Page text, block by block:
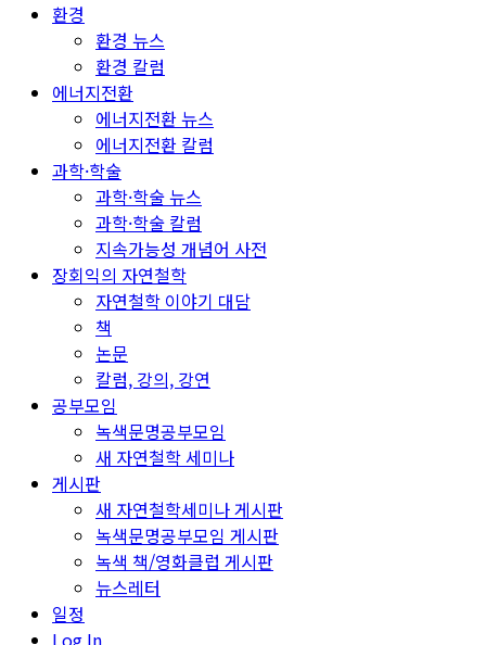
환경
환경 뉴스
환경 칼럼
에너지전환
에너지전환 뉴스
에너지전환 칼럼
과학·학술
과학·학술 뉴스
과학·학술 칼럼
지속가능성 개념어 사전
장회익의 자연철학
자연철학 이야기 대담
책
논문
칼럼, 강의, 강연
공부모임
녹색문명공부모임
새 자연철학 세미나
게시판
새 자연철학세미나 게시판
녹색문명공부모임 게시판
녹색 책/영화클럽 게시판
뉴스레터
일정
Log In